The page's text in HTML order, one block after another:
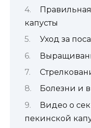
капусты
Уход за
Болезни и
Видео о
пекинской